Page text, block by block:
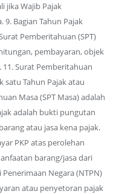
jika Wajib Pajak
Bagian Tahun Pajak
Pemberitahuan (SPT)
pembayaran, objek
Surat Pemberitahuan
satu Tahun Pajak atau
Masa (SPT Masa) adalah
adalah bukti pungutan
atau jasa kena pajak.
PKP atas perolehan
barang/jasa dari
Negara (NTPN)
atau penyetoran pajak